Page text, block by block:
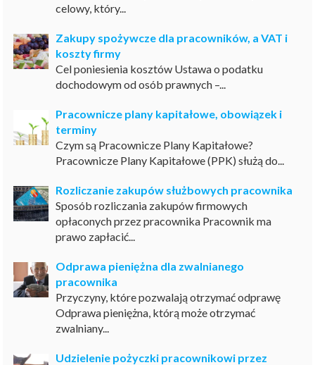
celowy, który...
Zakupy spożywcze dla pracowników, a VAT i
koszty firmy
Cel poniesienia kosztów Ustawa o podatku
dochodowym od osób prawnych –...
Pracownicze plany kapitałowe, obowiązek i
terminy
Czym są Pracownicze Plany Kapitałowe?
Pracownicze Plany Kapitałowe (PPK) służą do...
Rozliczanie zakupów służbowych pracownika
Sposób rozliczania zakupów firmowych
opłaconych przez pracownika Pracownik ma
prawo zapłacić...
Odprawa pieniężna dla zwalnianego
pracownika
Przyczyny, które pozwalają otrzymać odprawę
Odprawa pieniężna, którą może otrzymać
zwalniany...
Udzielenie pożyczki pracownikowi przez